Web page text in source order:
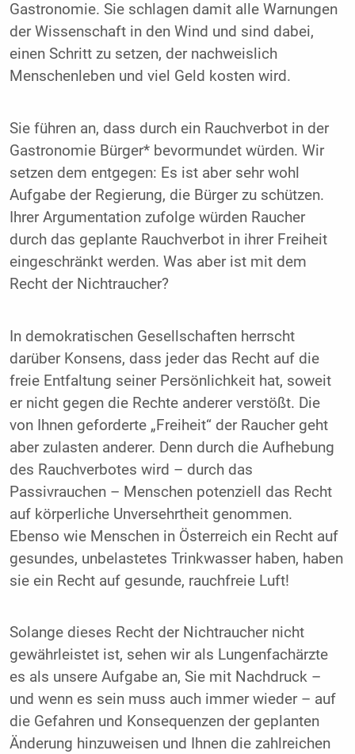
Gastronomie. Sie schlagen damit alle Warnungen
der Wissenschaft in den Wind und sind dabei,
einen Schritt zu setzen, der nachweislich
Menschenleben und viel Geld kosten wird.
Sie führen an, dass durch ein Rauchverbot in der
Gastronomie Bürger* bevormundet würden. Wir
setzen dem entgegen: Es ist aber sehr wohl
Aufgabe der Regierung, die Bürger zu schützen.
Ihrer Argumentation zufolge würden Raucher
durch das geplante Rauchverbot in ihrer Freiheit
eingeschränkt werden. Was aber ist mit dem
Recht der Nichtraucher?
In demokratischen Gesellschaften herrscht
darüber Konsens, dass jeder das Recht auf die
freie Entfaltung seiner Persönlichkeit hat, soweit
er nicht gegen die Rechte anderer verstößt. Die
von Ihnen geforderte „Freiheit“ der Raucher geht
aber zulasten anderer. Denn durch die Aufhebung
des Rauchverbotes wird – durch das
Passivrauchen – Menschen potenziell das Recht
auf körperliche Unversehrtheit genommen.
Ebenso wie Menschen in Österreich ein Recht auf
gesundes, unbelastetes Trinkwasser haben, haben
sie ein Recht auf gesunde, rauchfreie Luft!
Solange dieses Recht der Nichtraucher nicht
gewährleistet ist, sehen wir als Lungenfachärzte
es als unsere Aufgabe an, Sie mit Nachdruck –
und wenn es sein muss auch immer wieder – auf
die Gefahren und Konsequenzen der geplanten
Änderung hinzuweisen und Ihnen die zahlreichen